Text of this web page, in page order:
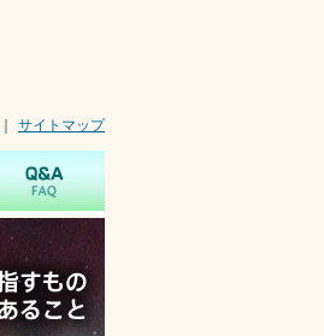
サイトマップ